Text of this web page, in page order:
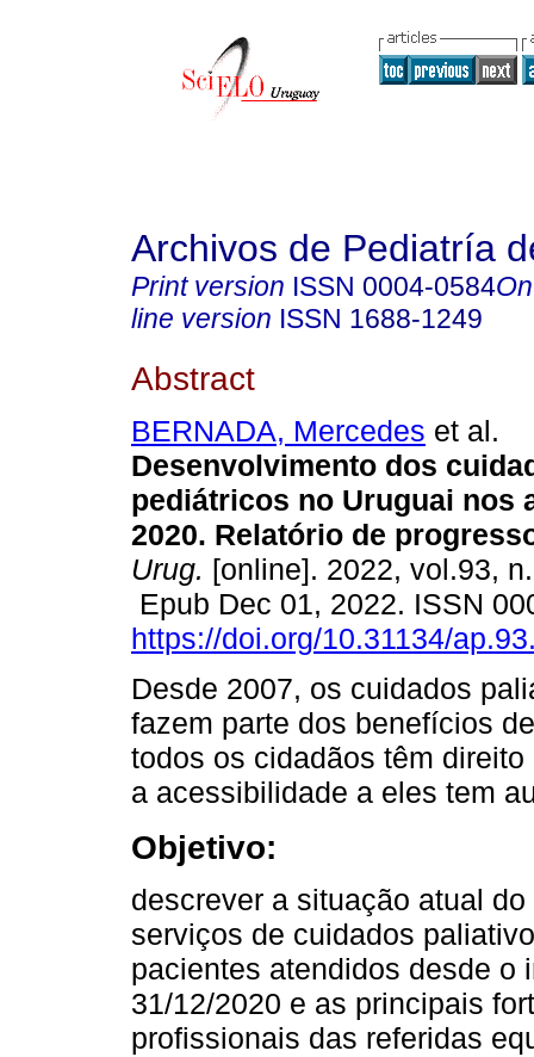
Archivos de Pediatría
Print version ISSN 0004-0584
line version ISSN 1688-1249
Abstract
BERNADA, Mercedes et al.
Desenvolvimento dos
pediátricos no Uruguai nos
2020. Relatório de
Urug. [online]. 2022, vol.93,
Epub Dec 01, 2022. ISSN
https://doi.org/10.31134/
Desde 2007, os cuidados
fazem parte dos benefícios
todos os cidadãos têm
a acessibilidade a eles tem
Objetivo:
descrever a situação atual
serviços de cuidados
pacientes atendidos desde o
31/12/2020 e as principais
profissionais das referidas